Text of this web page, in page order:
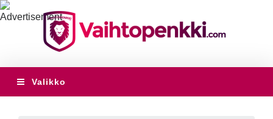
Valikko